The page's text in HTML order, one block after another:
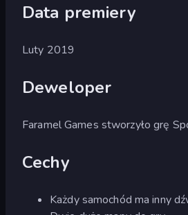
Data premiery
Luty 2019
Deweloper
Faramel Games stworzyło grę
Cechy
Każdy samochód ma inny